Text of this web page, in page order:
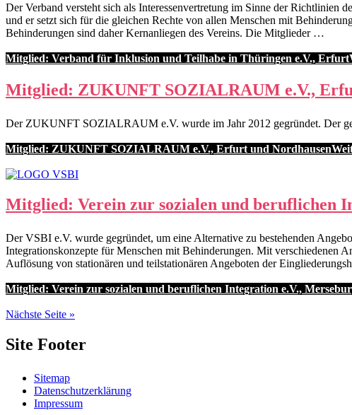
Der Verband versteht sich als Interessenvertretung im Sinne der Richtlinien
und er setzt sich für die gleichen Rechte von allen Menschen mit
Behinderungen sind daher Kernanliegen des Vereins. Die Mitglieder …
Mitglied: Verband für Inklusion und Teilhabe in Thüringen e.V., Erfurt
Mitglied: ZUKUNFT SOZIALRAUM e.V.,
Der ZUKUNFT SOZIALRAUM e.V. wurde im Jahr 2012 gegründet. Der
Mitglied: ZUKUNFT SOZIALRAUM e.V., Erfurt und Nordhausen
Mitglied: Verein zur sozialen und beruflichen
Der VSBI e.V. wurde gegründet, um eine Alternative zu bestehenden
Integrationskonzepte für Menschen mit Behinderungen. Mit verschiedenen
Auflösung von stationären und teilstationären Angeboten der
Mitglied: Verein zur sozialen und beruflichen Integration e.V.,
Nächste Seite »
Site Footer
Sitemap
Datenschutzerklärung
Impressum